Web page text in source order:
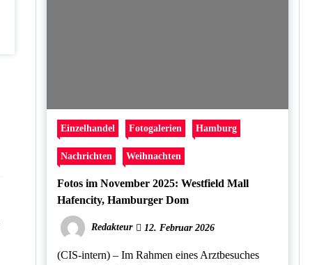
Einzelhandel Fotogalerien Hamburg
Nachrichten Weihnachten
Fotos im November 2025: Westfield Mall
Hafencity, Hamburger Dom
Redakteur 12. Februar 2026
(CIS-intern) – Im Rahmen eines Arztbesuches